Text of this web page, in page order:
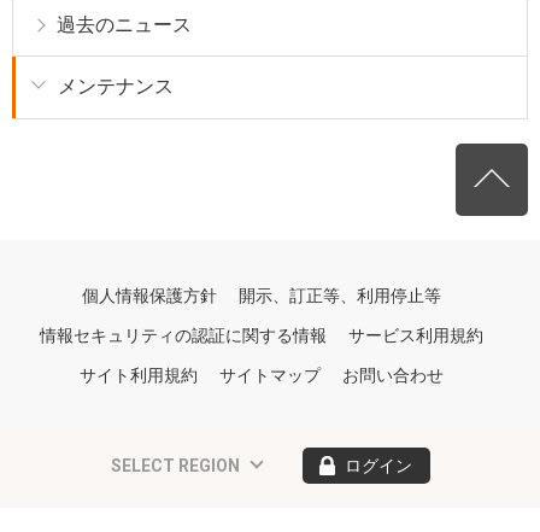
過去のニュース
メンテナンス
個人情報保護方針 開示、訂正等、利用停止等
情報セキュリティの認証に関する情報 サービス利用規約
サイト利用規約 サイトマップ お問い合わせ
SELECT REGION ログイン